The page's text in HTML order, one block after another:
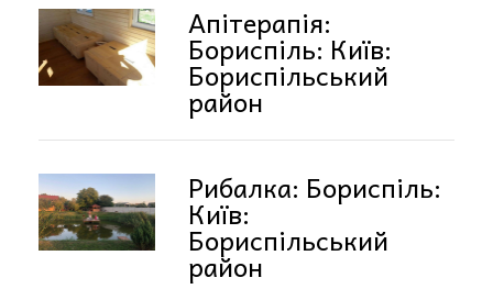
Апітерапія:
Бориспіль: Київ:
Бориспільський
район
Рибалка: Бориспіль:
Київ:
Бориспільський
район